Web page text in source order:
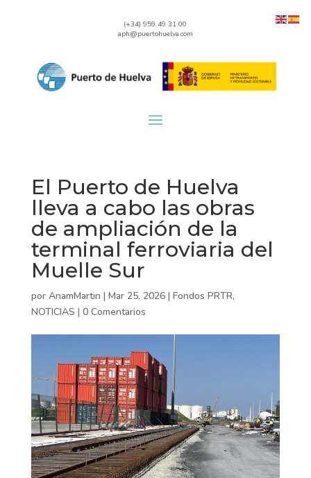
(+34) 959 49 31 00
aph@puertohuelva.com
El Puerto de Huelva
lleva a cabo las obras
de ampliación de la
terminal ferroviaria del
Muelle Sur
por AnamMartin | Mar 25, 2026| Fondos PRTR,
NOTICIAS | 0 Comentarios